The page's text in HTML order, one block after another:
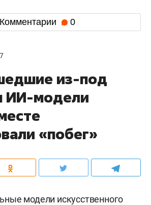
Комментарии 0
из-под
ИИ-модели
«побег»
модели искусственного